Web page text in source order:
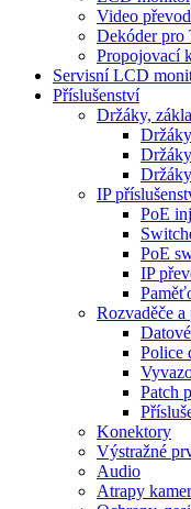
Video
Dekóder pro
Propojovací
Servisní LCD
Příslušenství
Držáky,
IP
PoE
PoE
IP
Rozvaděče
Police
Patch
Konektory
Výstražné
Audio
Atrapy kamer